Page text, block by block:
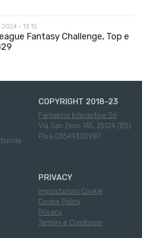
2024 - 13:15
Fantasy Challenge, Top e
COPYRIGHT 2018-23
Fantaking Interactive Srl
Via San Zeno 145, 25124 (BS)
P.Iva 03549330987
PRIVACY
Impostazioni Cookie
Cookie Policy
Privacy
Termini e Condizioni